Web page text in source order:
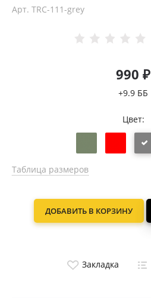
Арт. TRC-111-grey
990 ₽
+9.9 ББ
Цвет:
Таблица размеров
ДОБАВИТЬ В КОРЗИНУ
Закладка